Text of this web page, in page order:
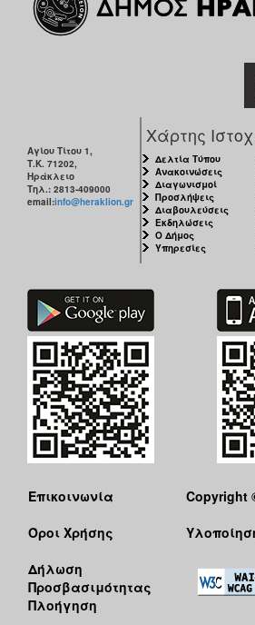
Αγίου Τίτου 1,
Τ.Κ. 71202,
Ηράκλειο
Τηλ.: 2813-409000
email:info@heraklion.gr
Χάρτης
Δελτία Τύπου
Ανακοινώσεις
Διαγωνισμοί
Προσλήψεις
Διαβουλεύσεις
Εκδηλώσεις
Ο Δήμος
Υπηρεσίες
Επικοινωνία
Όροι Χρήσης
Δήλωση
Προσβασιμότητας
Πλοήγηση
Copyright